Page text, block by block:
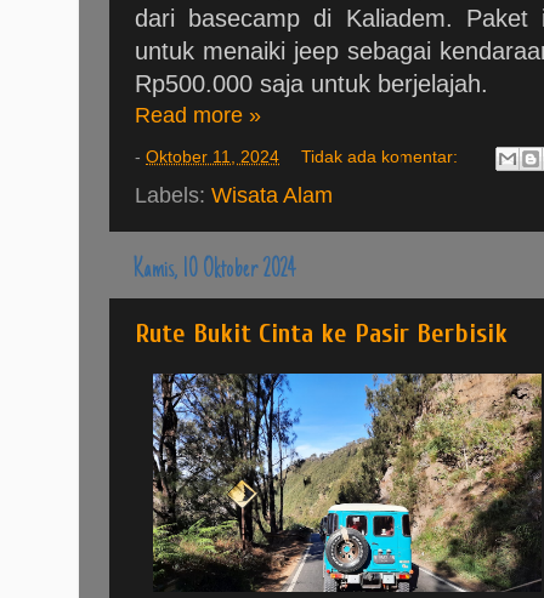
dari basecamp di Kaliadem. Paket
untuk menaiki jeep sebagai
Rp500.000 saja untuk berjelajah.
Read more »
- Oktober 11, 2024 Tidak ada komentar:
Labels: Wisata Alam
Kamis, 10 Oktober 2024
Rute Bukit Cinta ke Pasir Berbisik